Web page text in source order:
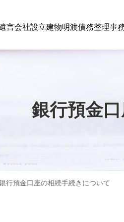
言会社設立建物明渡債務整理事
銀行預金
行預金口座の相続手続きについて